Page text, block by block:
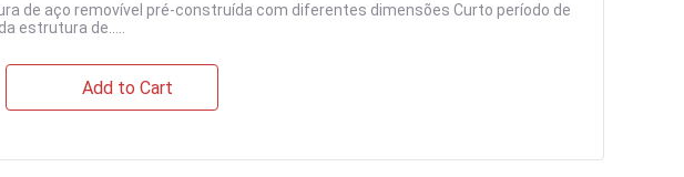
de aço removível pré-construída com diferentes dimensões Curto período de
estrutura de.....
Add to Cart